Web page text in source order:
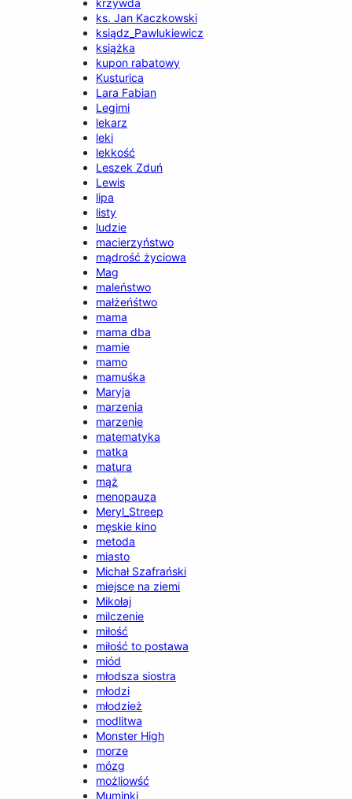
ks. Jan Kaczkowski
ksiądz_Pawlukiewicz
książka
kupon rabatowy
Kusturica
Lara Fabian
Legimi
lekarz
leki
lekkość
Leszek Zduń
Lewis
lipa
listy
ludzie
macierzyństwo
mądrość życiowa
Mag
maleństwo
małżeńśtwo
mama
mama dba
mamie
mamo
mamuśka
Maryja
marzenia
marzenie
matematyka
matka
matura
mąż
menopauza
Meryl_Streep
męskie kino
metoda
miasto
Michał Szafrański
miejsce na ziemi
Mikołaj
milczenie
miłość
miłość to postawa
miód
młodsza siostra
młodzi
młodzież
modlitwa
Monster High
morze
mózg
możliowść
Muminki